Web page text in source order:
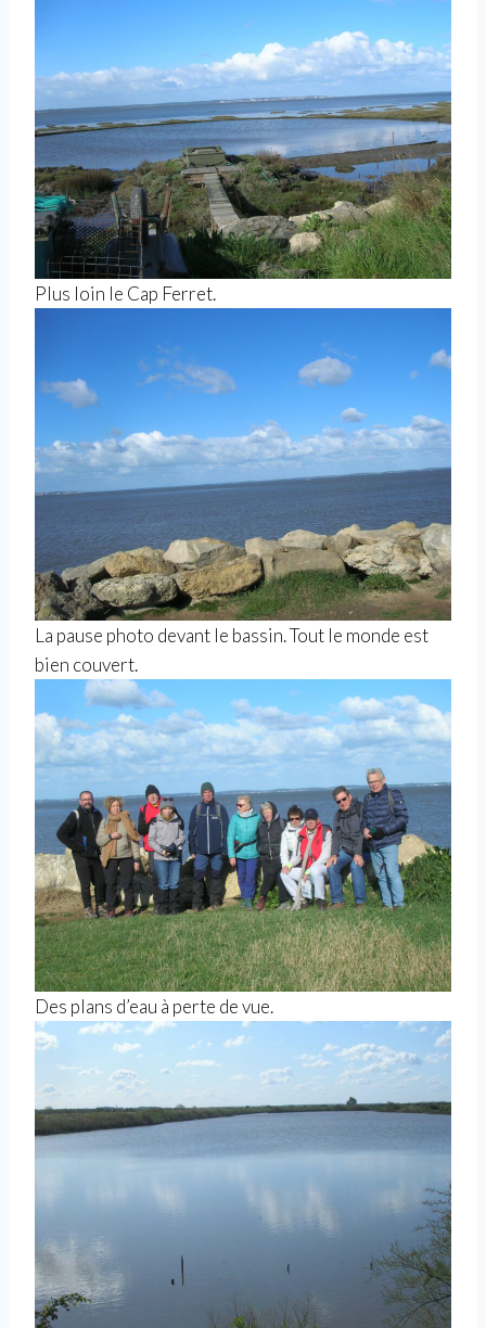
Plus loin le Cap Ferret.
La pause photo devant le bassin. Tout le monde est
bien couvert.
Des plans d’eau à perte de vue.